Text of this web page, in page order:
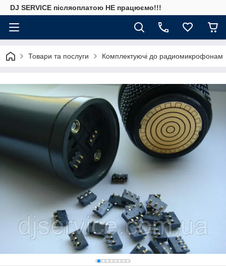
DJ SERVICE пiсляоплатою НЕ працюємо!!!
Товари та послуги Комплектуючі до радиомикрофонам